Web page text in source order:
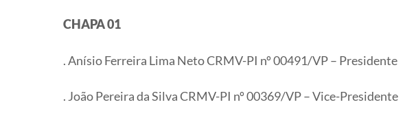
CHAPA 01
. Anísio Ferreira Lima Neto CRMV-PI nº 00491/VP – Presidente
. João Pereira da Silva CRMV-PI nº 00369/VP – Vice-Presidente